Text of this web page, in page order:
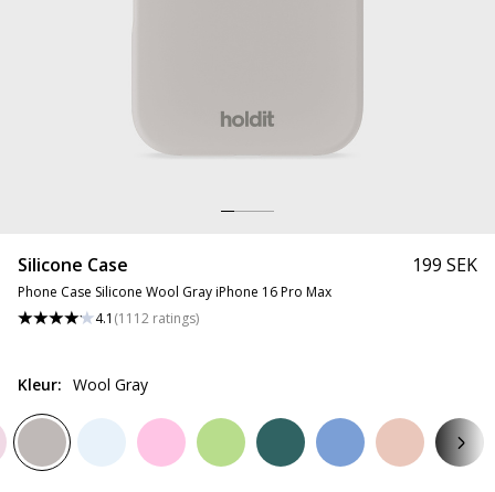
Silicone Case
Phone Case Silicone Wool Gray iPhone 16 Pro Max
4.1 (1112 ratings)
199 SEK
Kleur: Wool Gray